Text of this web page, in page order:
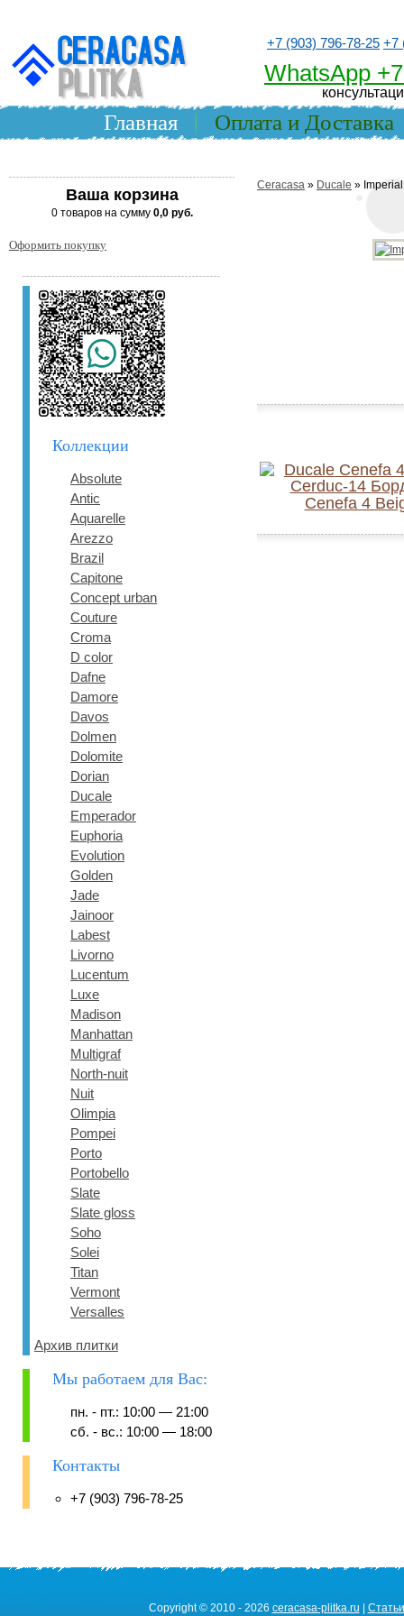
+7 (903) 796-78-25 +7
WhatsApp
Главная Оплата и Доставка
Ваша корзина
0 товаров на сумму 0,0 руб.
Оформить покупку
Коллекции
Absolute
Antic
Aquarelle
Arezzo
Brazil
Capitone
Concept urban
Couture
Croma
D color
Dafne
Damore
Davos
Dolmen
Dolomite
Dorian
Ducale
Emperador
Euphoria
Evolution
Golden
Jade
Jainoor
Labest
Livorno
Lucentum
Luxe
Madison
Manhattan
Multigraf
North-nuit
Nuit
Olimpia
Pompei
Porto
Portobello
Slate
Slate gloss
Soho
Solei
Titan
Vermont
Versalles
Архив плитки
Мы работаем для Вас:
пн. - пт.: 10:00 — 21:00
сб. - вс.: 10:00 — 18:00
Контакты
+7 (903) 796-78-25
Ceracasa » Ducale » Imperial
Cenefa 4
Copyright © 2010 - 2026 ceracasa-plitka.ru